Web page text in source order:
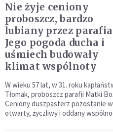
Nie żyje ceniony
proboszcz, bardzo
lubiany przez
Jego pogoda ducha i
uśmiech budowały
klimat wspólnoty
W wieku 57 lat, w 31. roku
Tłomak, proboszcz parafii Matki
Ceniony duszpasterz pozostanie
otwarty, życzliwy i oddany